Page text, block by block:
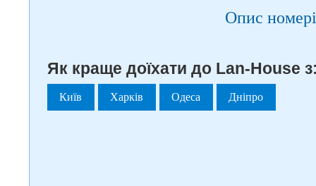
Опис
Як краще доїхати до Lan-House
Київ Харків Одеса Дніпро